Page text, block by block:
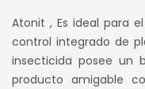
Atonit , Es ideal para
control integrado de
insecticida posee un
producto amigable